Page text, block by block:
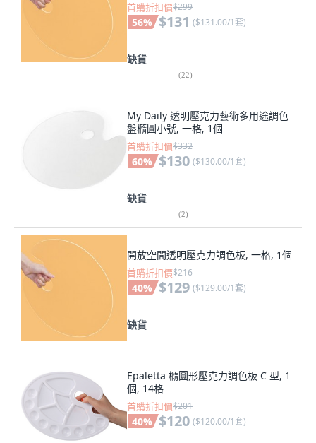
首購折扣價$299
56% $131 ($131.00/1套)
缺貨
(22)
My Daily 透明壓克力藝術多用途調色
盤橢圓小號, 一格, 1個
首購折扣價$332
60% $130 ($130.00/1套)
缺貨
(2)
開放空間透明壓克力調色板, 一格, 1個
首購折扣價$216
40% $129 ($129.00/1套)
缺貨
Epaletta 橢圓形壓克力調色板 C 型, 1
個, 14格
首購折扣價$201
40% $120 ($120.00/1套)